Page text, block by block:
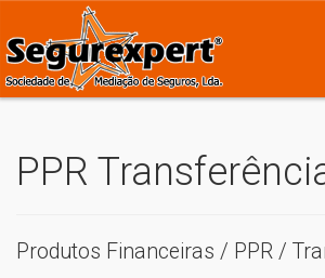
PPR
Produtos Financeiras / PPR /